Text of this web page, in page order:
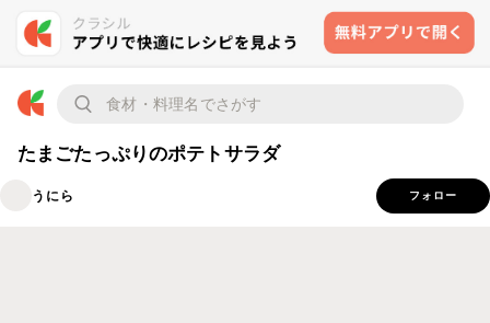
たまごたっぷりのポテトサラダ
うにら フォロー